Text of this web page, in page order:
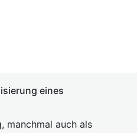
eines
manchmal auch als